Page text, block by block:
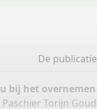
De publicatie
bij het
Torijn